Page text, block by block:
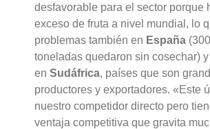
desfavorable para el sector porque
exceso de fruta a nivel mundial, lo
problemas también en España
toneladas quedaron sin cosechar) y
enSudáfrica, países que son
productores y exportadores. «Este
nuestro competidor directo pero
ventaja competitiva que gravita